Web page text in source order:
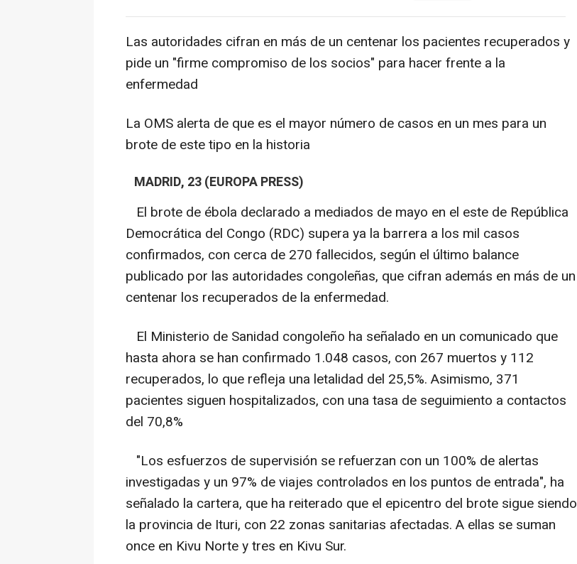
Las autoridades cifran en más de un centenar los pacientes recuperados y
pide un "firme compromiso de los socios" para hacer frente a la
enfermedad
La OMS alerta de que es el mayor número de casos en un mes para un
brote de este tipo en la historia
MADRID, 23 (EUROPA PRESS)
El brote de ébola declarado a mediados de mayo en el este de República
Democrática del Congo (RDC) supera ya la barrera a los mil casos
confirmados, con cerca de 270 fallecidos, según el último balance
publicado por las autoridades congoleñas, que cifran además en más de un
centenar los recuperados de la enfermedad.
El Ministerio de Sanidad congoleño ha señalado en un comunicado que
hasta ahora se han confirmado 1.048 casos, con 267 muertos y 112
recuperados, lo que refleja una letalidad del 25,5%. Asimismo, 371
pacientes siguen hospitalizados, con una tasa de seguimiento a contactos
del 70,8%
"Los esfuerzos de supervisión se refuerzan con un 100% de alertas
investigadas y un 97% de viajes controlados en los puntos de entrada", ha
señalado la cartera, que ha reiterado que el epicentro del brote sigue siendo
la provincia de Ituri, con 22 zonas sanitarias afectadas. A ellas se suman
once en Kivu Norte y tres en Kivu Sur.